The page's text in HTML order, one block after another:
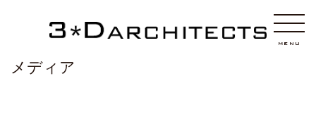
MENU
メディア